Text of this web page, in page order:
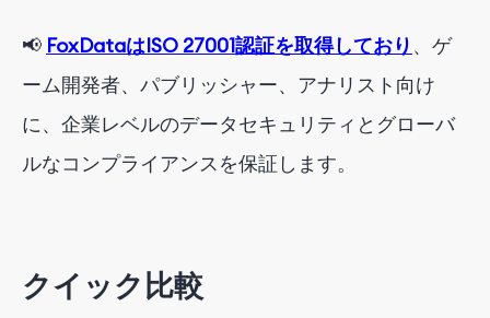
📢 FoxDataはISO 27001認証を取得しており 、ゲ
ーム開発者、パブリッシャー、アナリスト向け
に、企業レベルのデータセキュリティとグローバ
ルなコンプライアンスを保証します。
クイック比較